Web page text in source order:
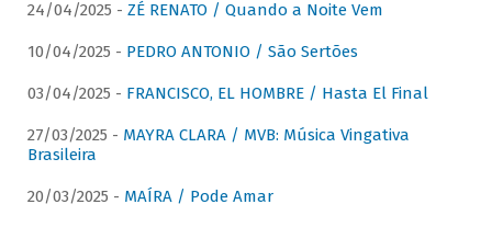
24/04/2025 - ZÉ RENATO / Quando a Noite Vem
10/04/2025 - PEDRO ANTONIO / São Sertões
03/04/2025 - FRANCISCO, EL HOMBRE / Hasta El Final
27/03/2025 - MAYRA CLARA / MVB: Música Vingativa
Brasileira
20/03/2025 - MAÍRA / Pode Amar